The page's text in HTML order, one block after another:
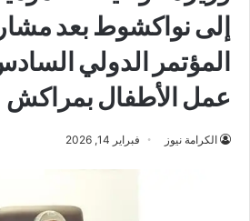
إلى نواكشوط بعد
المؤتمر الدولي
عمل الأطفال بمراكش
الكرامة نيوز فبراير 14, 2026